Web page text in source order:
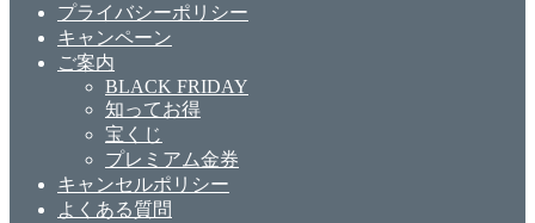
プライバシーポリシー
キャンペーン
ご案内
BLACK FRIDAY
知ってお得
宝くじ
プレミアム金券
キャンセルポリシー
よくある質問